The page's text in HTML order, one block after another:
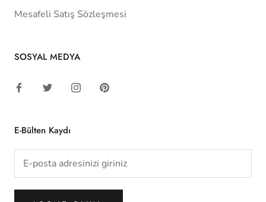
Mesafeli Satış Sözleşmesi
SOSYAL MEDYA
E-Bülten Kaydı